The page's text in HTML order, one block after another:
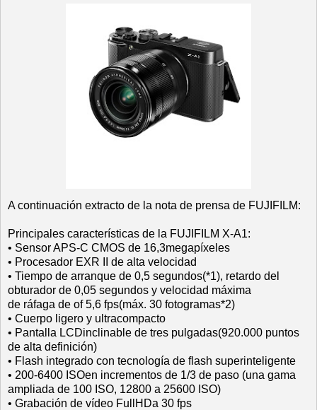
A continuación extracto de la nota de prensa de FUJIFILM:
Principales características de la FUJIFILM X‐A1:
• Sensor APS‐C CMOS de 16,3megapíxeles
• Procesador EXR II de alta velocidad
• Tiempo de arranque de 0,5 segundos(*1), retardo del
obturador de 0,05 segundos y velocidad máxima
de ráfaga de of 5,6 fps(máx. 30 fotogramas*2)
• Cuerpo ligero y ultracompacto
• Pantalla LCDinclinable de tres pulgadas(920.000 puntos
de alta definición)
• Flash integrado con tecnología de flash superinteligente
• 200‐6400 ISOen incrementos de 1/3 de paso (una gama
ampliada de 100 ISO, 12800 a 25600 ISO)
• Grabación de vídeo FullHDa 30 fps